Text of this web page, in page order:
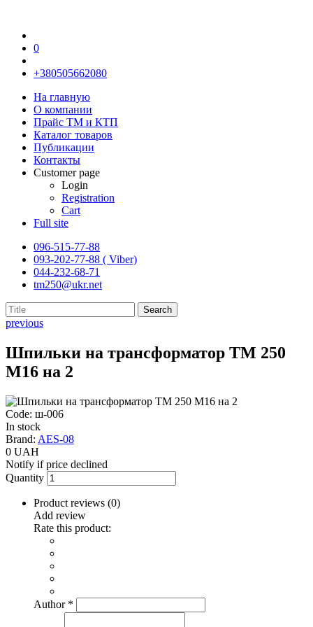
0
+380505662080
На главную
О компании
Прайс TM и КТП
Каталог товаров
Публикации
Контакты
Customer page
Login
Registration
Cart
Full site
096-515-77-88
093-202-77-88 ( Viber)
044-232-68-71
tm250@ukr.net
previous
Шпильки на трансформатор ТМ 250
М16 на 2
Code: ш-006
In stock
Brand: AES-08
0 UAH
Notify if price declined
Quantity
Product reviews (0)
Add review
Rate this product:
Author *